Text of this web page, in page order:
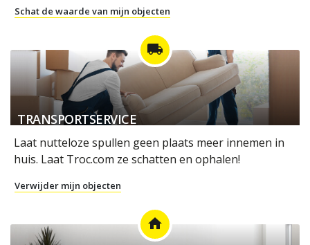
Schat de waarde van mijn objecten
local_shipping
TRANSPORTSERVICE
Laat nutteloze spullen geen plaats meer innemen in
huis. Laat Troc.com ze schatten en ophalen!
Verwijder mijn objecten
home